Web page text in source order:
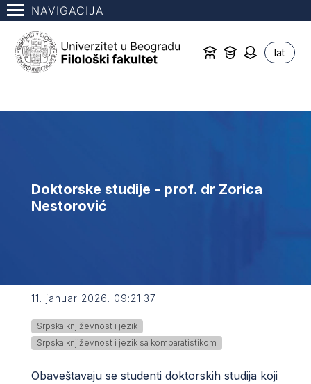
NAVIGACIJA
lat
Doktorske studije - prof. dr Zorica
Nestorović
11. januar 2026. 09:21:37
Srpska književnost i jezik
Srpska književnost i jezik sa komparatistikom
Obaveštavaju se studenti doktorskih studija koji